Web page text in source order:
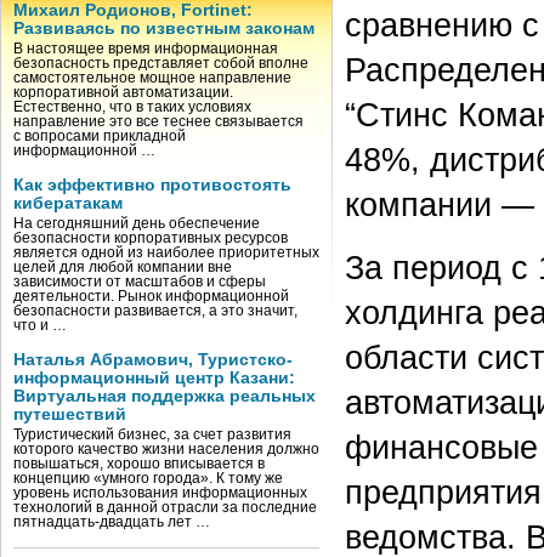
Михаил Родионов, Fortinet:
Развиваясь по известным законам
В настоящее время информационная
безопасность представляет собой вполне
самостоятельное мощное направление
корпоративной автоматизации.
Естественно, что в таких условиях
направление это все теснее связывается
с вопросами прикладной
информационной …
Как эффективно противостоять
кибератакам
На сегодняшний день обеспечение
безопасности корпоративных ресурсов
является одной из наиболее приоритетных
целей для любой компании вне
зависимости от масштабов и сферы
деятельности. Рынок информационной
безопасности развивается, а это значит,
что и …
Наталья Абрамович, Туристско-
информационный центр Казани:
Виртуальная поддержка реальных
путешествий
Туристический бизнес, за счет развития
которого качество жизни населения должно
повышаться, хорошо вписывается в
концепцию «умного города». К тому же
уровень использования информационных
технологий в данной отрасли за последние
пятнадцать-двадцать лет …
сравнению
“Стинс
48%,
компании —
За период с
холдинга
области
ведомства.